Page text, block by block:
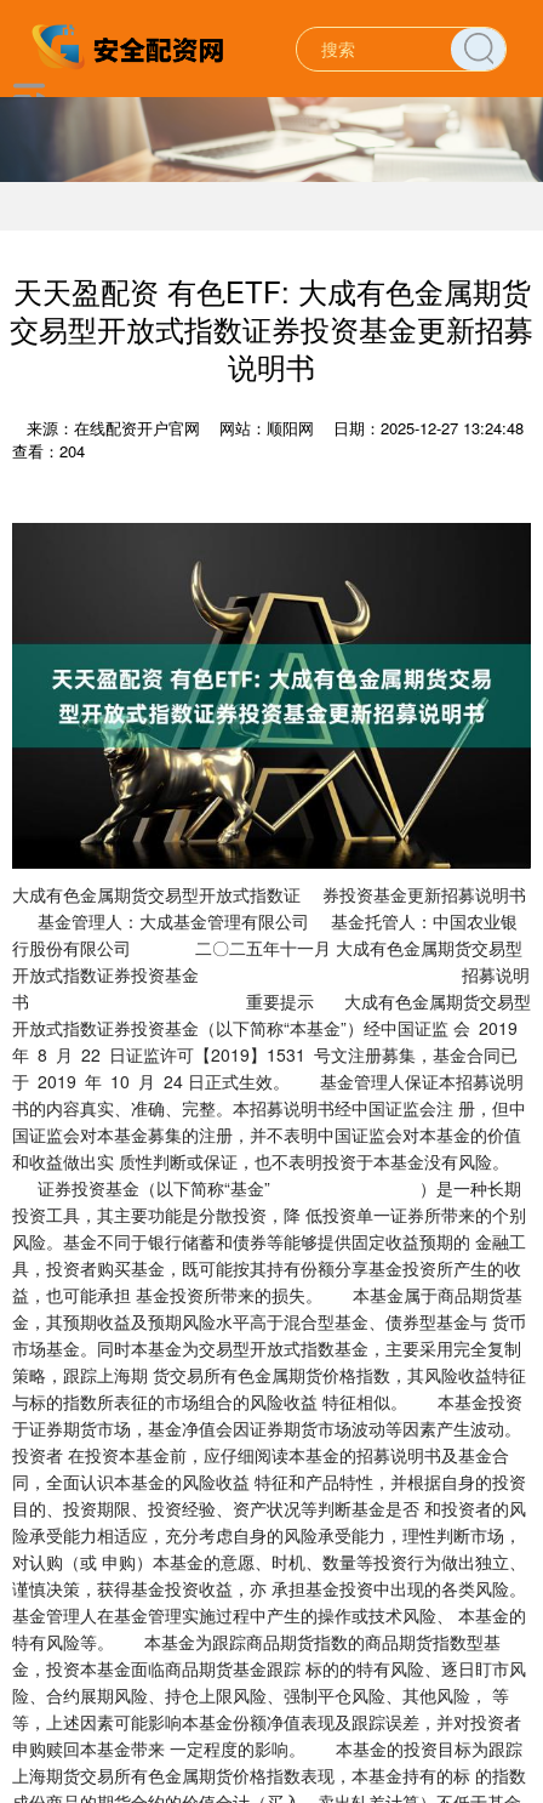
天天盈配资 有色ETF: 大成有色金属期货
交易型开放式指数证券投资基金更新招募
说明书
来源：在线配资开户官网 网站：顺阳网
日期：2025-12-27 13:24:48
查看：204
大成有色金属期货交易型开放式指数证 券投资基金更新招募说明书 基金管理人：大成基金管理有限公司 基金托管人：中国农业银行股份有限公司 二〇二五年十一月 大成有色金属期货交易型开放式指数证券投资基金 招募说明书 重要提示 大成有色金属期货交易型开放式指数证券投资基金（以下简称“本基金”）经中国证监 会 2019 年 8 月 22 日证监许可【2019】1531 号文注册募集，基金合同已于 2019 年 10 月 24 日正式生效。 基金管理人保证本招募说明书的内容真实、准确、完整。本招募说明书经中国证监会注 册，但中国证监会对本基金募集的注册，并不表明中国证监会对本基金的价值和收益做出实 质性判断或保证，也不表明投资于本基金没有风险。 证券投资基金（以下简称“基金” ）是一种长期投资工具，其主要功能是分散投资，降 低投资单一证券所带来的个别风险。基金不同于银行储蓄和债券等能够提供固定收益预期的 金融工具，投资者购买基金，既可能按其持有份额分享基金投资所产生的收益，也可能承担 基金投资所带来的损失。 本基金属于商品期货基金，其预期收益及预期风险水平高于混合型基金、债券型基金与 货币市场基金。同时本基金为交易型开放式指数基金，主要采用完全复制策略，跟踪上海期 货交易所有色金属期货价格指数，其风险收益特征与标的指数所表征的市场组合的风险收益 特征相似。 本基金投资于证券期货市场，基金净值会因证券期货市场波动等因素产生波动。投资者 在投资本基金前，应仔细阅读本基金的招募说明书及基金合同，全面认识本基金的风险收益 特征和产品特性，并根据自身的投资目的、投资期限、投资经验、资产状况等判断基金是否 和投资者的风险承受能力相适应，充分考虑自身的风险承受能力，理性判断市场，对认购（或 申购）本基金的意愿、时机、数量等投资行为做出独立、谨慎决策，获得基金投资收益，亦 承担基金投资中出现的各类风险。基金管理人在基金管理实施过程中产生的操作或技术风险、 本基金的特有风险等。 本基金为跟踪商品期货指数的商品期货指数型基金，投资本基金面临商品期货基金跟踪 标的的特有风险、逐日盯市风险、合约展期风险、持仓上限风险、强制平仓风险、其他风险， 等等，上述因素可能影响本基金份额净值表现及跟踪误差，并对投资者申购赎回本基金带来 一定程度的影响。 本基金的投资目标为跟踪上海期货交易所有色金属期货价格指数表现，本基金持有的标 的指数成份商品的期货合约的价值合计（买入、卖出轧差计算）不低于基金资产净值的 90%、 不高于基金资产净值的 110%，除支付商品期货合约保证金以外的基金财产投资于货币市场 大成有色金属期货交易型开放式指数证券投资基金 招募说明书 工具不少于 80%，投资者投资本基金不具备直接投资期货合约时的高杠杆效应。 基金管理人承诺依照恪尽职守、诚实信用、谨慎勤勉的原则管理和运用基金资产，但不 保证本基金一定盈利，也不保证最低收益。基金的过往业绩及其净值高低并不预示其未来业 绩表现，基金管理人管理的其他基金的业绩也不构成对本基金业绩表现的保证。投资有风险， 投资人认购（或申购）基金时，请仔细阅读本基金的招募说明书及基金合同。基金管理人提 醒投资者基金投资的“买者自负”原则，在做出投资决策后，基金运营状况与基金净值变化 引致的投资风险，由投资者自行负担。 在目前结算规则下，投资者当日申购的基金份额，清算交收完成后方可卖出和赎回。 基金代码 基金名称 变更前场内简称 变更后场内简称 大成有色金属期货交易型开放式指数 证券投资基金 本更新招募说明书中与托管业务相关的更新信息已经本基金托管人复核。除非另有说明， 本招募说明书其他所载内容截至日为 2025 年 10 月 24 日（其中人员变动信息以公告日为准）， 有关财务数据和基金净值表现截止日为 2025 年 6 月 30 日，本报告中所列财务数据未经审计。 大成有色金属期货交易型开放式指数证券投资基金 招募说明书 大成有色金属期货交易型开放式指数证券投资基金 招募说明书 一、绪言 本招募说明书依据《中华人民共和国证券投资基金法》 （以下简称《基金法》）、 《公开募 集证券投资基金运作管理办法》 （以下简称《运作办法》） 、《公开募集证券投资基金销售机构 监督管理办法》（以下简称《销售办法》）、《公开募集证券投资基金信息披露管理办法》 （以 下简称《信息披露办法》 ）、《公开募集开放式证券投资基金流动性风险管理规定》 （以下简称 ）、《公开募集证券投资基金运作指引第 1 号——商品期货交易型 “《流动性风险管理规定》” 开放式基金指引》（以下简称“《商品期货基金指引》”）、其他有关规定及《大成有色金属期 货交易型开放式指数证券投资基金基金合同》（以下或简称基金合同）编写。 基金管理人承诺本招募说明书不存在任何虚假记载、误导性陈述或者重大遗漏，并对其 真实性、准确性、完整性承担法律责任。本基金是根据本招募说明书所载明的资料申请募集 的。本基金管理人没有委托或授权任何其他人提供未在本招募说明书中载明的信息，或对本 招募说明书作任何解释或者说明。 本招募说明书根据《大成有色金属期货交易型开放式指数证券投资基金基金合同》编写， 并经中国证监会注册。基金合同是约定基金当事人之间权利、义务的法律文件。投资者取得 依基金合同所发行的基金份额，即成为基金份额持有人和本基金基金合同的当事人，其持有 基金份额的行为本身即表明其对基金合同的承认和接受，并按照《基金法》、《运作办法》、 《信息披露办法》、《销售办法》、基金合同及其他有关规定享有权利、承担义务；基金投资 者欲了解基金份额持有人的权利和义务，应详细查阅《大成有色金属期货交易型开放式指数 证券投资基金基金合同》。 大成有色金属期货交易型开放式指数证券投资基金 招募说明书 二、释义 在本招募说明书中，除非文意另有所指，下列词语或简称具有如下含义： 基金合同的任何有效修订和补充 开放式指数证券投资基金托管协议》及对该托管协议的任何有效修订和补充 及其定期的更新 品资料概要》及其更新 额发售公告》 交易公告书》 行政规章以及其他对基金合同当事人有约束力的决定、决议、通知等 议通过，经 2012 年 12 月 28 日第十一届全国人民代表大会常务委员会第三十次会议修订， 自 2013 年 6 月 1 日起实施，并经 2015 年 4 月 24 日第十二届全国人民代表大会常务委员会 第十四次会议《全国人民代表大会常务委员会关于修改等七部法 律的决定》修正的《中华人民共和国证券投资基金法》及颁布机关对其不时做出的修订 ：指中国证监会 2020 年 8 月 28 日颁布、同年 10 月 1 日实施的《公开 募集证券投资基金销售机构监督管理办法》及颁布机关对其不时做出的修订 《信息披露办法》 经 2020 年 3 月 20 日中国证监会《关于修改部分证券期货规章的决定》修正的《公开募集证 券投资基金信息披露管理办法》及颁布机关对其不时做出的修订 大成有色金属期货交易型开放式指数证券投资基金 招募说明书 ：指中国证监会 2014 年 7 月 7 日颁布、同年 8 月 8 日实施的《公开募 集证券投资基金运作管理办法》及颁布机关对其不时做出的修订 施的《公开募集开放式证券投资基金流动性风险管理规定》及颁布机关对其不时做出的修订 证券投资基金运作指引第 1 号——商品期货交易型开放式基金指引》及颁布机关对其不时做 出的修订 体，包括基金管理人、基金托管人和基金份额持有人 存续或经有关政府部门批准设立并存续的企业法人、事业法人、社会团体或其他组织 关法律法规规定可以投资于在中国境内依法募集的证券投资基金的中国境外的机构投资者 点办法》及相关法律法规规定，运用来自境外的人民币资金进行境内证券投资的境外法人 境外机构投资者以及法律法规或中国证监会允许购买证券投资基金的其他投资人的合称 型开放式基金” 简称“目标 ETF”），紧密跟踪标的指数表现，追求跟踪偏离度和跟踪误差最小化，采用开 放式运作方式的基金，简称联接基金 份额的申购、赎回等业务 他条件，取得基金销售业务资格并与基金管理人签订了基金销售服务协议，办理基金销售业 大成有色金属期货交易型开放式指数证券投资基金 招募说明书 务的机构，包括发售代理机构及申购赎回代理券商 指定的代理本基金发售业务的机构 又称为代办证券公司 放式基金登记结算业务实施细则》以及相关业务规则定义的基金份额的登记、存管和结算及 相关业务 任公司或基金管理人指定的其他机构 证券交易所人民币普通股票账户（即 A 股账户）或深圳证券交易所证券投资基金账户 申购、赎回等业务而引起的基金份额变动及结余情况的账户 人向中国证监会办理基金备案手续完毕，并获得中国证监会书面确认的日期 清算结果报中国证监会备案并予以公告的日期 个月 《业务规则》：指深圳证券交易所发布实施的《深圳证券交易所证券投资基金交易和 申购赎回实施细则》、中国证券登记结算有限责任公司发布实施的《中国证券登记结算有限 责任公司关于深圳证券交易所交易型开放式基金登记结算业务实施细则》及深圳证券交易所、 中国证券登记结算有限责任公司发布的其他相关规则和规定 大成有色金属期货交易型开放式指数证券投资基金 招募说明书 份额的行为 清单规定的申购对价申请购买基金份额的行为 求将基金份额兑换为申购赎回清单所规定的赎回对价的行为 替代、现金差额及其他对价 交付给基金份额持有人的现金替代、现金差额及其他对价 基金管理人根据需要更换的其他指数 代组合期货合约中全部或部分期货合约的一定数量的现金 赎回单位中的组合期货合约价值和现金替代之差；投资人申购、赎回时应支付或应获得的现 金差额根据最小申购、赎回单位对应的现金差额、申购或赎回的基金份额数计算 回的基金份额应为最小申购、赎回单位的整数倍 购赎回清单和组合期货合约内各只期货合约的实时成交数据等，计算并通过深圳证券交易所 发布的基金份额参考净值，简称 IOPV 额的估计值，预估现金部分由申购赎回代理券商（代办证券公司）预先冻结 行变更登记的行为 大成有色金属期货交易型开放式指数证券投资基金 招募说明书 用后的余额 申购款及其他资产的价值总和 额净值的过程 管理人网站、基金托管人网站、中国证监会基金电子披露网站）等媒介 予以变现的资产，包括但不限于到期日在 10 个交易日以上的逆回购与银行定期存款（含协 议约定有条件提前支取的银行存款）等 中央银行票据、同业存单；剩余期限在 397 天以内（含 397 天）且信用等级在 AA+以上 （含）的债券、非金融企业债务融资工具；中国证监会、中国人民银行认可的其他具有良好 流动性的货币市场工具 大成有色金属期货交易型开放式指数证券投资基金 招募说明书 三、基金管理人 （一） 基金管理人概况 名称：大成基金管理有限公司 住所：广东省深圳市南山区海德三道 1236 号大成基金总部大厦 5 层、27-33 层 办公地址：广东省深圳市南山区海德三道 1236 号大成基金总部大厦 27 层 设立日期：1999 年 4 月 12 日 注册资本：贰亿元人民币 股权结构：公司股东为中泰信托有限责任公司（持股比例 50%）、中国银河投资管理有 限公司（持股比例 25%）、光大证券股份有限公司（持股比例 25%）三家公司。 法定代表人：吴庆斌 电话：0755-83183388 传真：0755-83199588 联系人：肖剑 （二） 主要人员情况 吴庆斌先生，董事长，清华大学法学及工学双学士。先后任职于西南证券飞虎网、北京 国际信托有限责任公司、广联（南宁）投资股份有限公司等机构。2012 年 7 月至今，任广 联（南宁）投资股份有限公司董事长；2012 年任职于中泰信托有限责任公司，2013 年 6 月 至今，任中泰信托有限责任公司董事长。2019 年 11 月 3 日起任大成基金管理有限公司董事 长。 林昌先生，副董事长，北京大学经济学硕士。1993 年进入中国光大银行从事证券业务。 担任光大证券南方总部研究部总经理、光大证券南方总部副总经理、光大证券投资银行总部 总经理、光大证券助理总裁等职务。2005 年 3 月至 2020 年 11 月担任光大保德信基金管理 有限公司董事长。2020 年 12 月至 2022 年 8 月，担任光大证券股份有限公司深化改革高级 顾问、资深董事总经理，2022 年 8 月至今担任光大证券股份有限公司董事会办公室（监事 会办公室）资深董事总经理。2020 年 12 月 28 日起任大成基金管理有限公司副董事长。 谭晓冈先生，董事、总经理，哈佛大学公共管理硕士。曾在财政部、世界银行、全国社 保基金理事会任职。2016 年 7 月加入大成基金管理有限公司，2016 年 12 月至 2019 年 8 月 大成有色金属期货交易型开放式指数证券投资基金 招募说明书 任大成国际资产管理有限公司总经理,2017 年 2 月至 2019 年 6 月任大成基金管理有限公司副 总经理，2019 年 7 月起任大成基金管理有限公司总经理，2019 年 8 月起任大成国际资产管 理有限公司董事长，2022 年 4 月起兼任公司首席信息官。 杨红女士，董事，同济大学管理学博士。先后任职于北京总参工程兵部、招商银行上海 分行、浦发银行上海分行、上投摩根基金管理有限公司等机构，2021 年 8 月加入中泰信托 有限责任公司，现任中泰信托有限责任公司副总裁。2022 年 11 月起任大成基金管理有限公 司董事。 宋立志先生，董事，中国社会科学院法学硕士。具有法律职业资格。历任中国建投资产 管理处置部/委托代理业务部/资产管理分公司总经理助理、副总经理、总经理。现任中国银 河金融控股有限责任公司首席风险官。2022 年 11 月起任大成基金管理有限公司董事。 杨飞先生，独立董事，香港中文大学工商管理硕士。曾在北京市李晓斌律师事务所、北 京市京都（深圳）律师事务所、深圳市宝安区人民检察院、广东君言律师事务所、广东晟典 律师事务所工作。2019 年 12 月至 2021 年 8 月任广东省华范律师事务所合伙人，2021 年 9 月至 2023 年 9 月任广东晟典律师事务所合伙人，2023 年 9 月至今任北京市盈科（深圳）律 师事务所实务法律研究委员会副主任。 王亚坤先生，独立董事，美国纽约城市大学巴鲁商学院商学博士（会计学）。2015 年 7 月至 2016 年 7 月任西南财经大学会计学副教授，2016 年 7 月至 2017 年 9 月任上海纽约大 学会计学访问助理教授，2017 年 9 月至今任香港中文大学（深圳）会计学副教授、博士生 导师。 谢丹夏先生，独立董事，芝加哥大学经济学博士，哈佛大学公共政策硕士，杜克大学计 算机硕士。曾任职于全球著名智库彼得森国际经济研究所。现任清华大学社会科学学院经济 所博士生导师，长聘副教授；北京市优秀博士论文指导教师，清华大学优秀博士论文指导教 师，清华经济学学堂班指导教师。 江涛女士，独立董事，复旦大学经济学学士。1989 年至 1992 年任职于深圳赛格集团市 场部、1992 年至 1996 年任深圳石化集团海外企业管理部副总经理（主持工作）；1996 年至 京代表处，任副主任；2004 年至 2007 年任职于中投证券董事会办公室，任副主任（主持工 作）；2007 年至 2015 年 7 月，任职于中银国际证券，任公司执委会委员、董事会秘书兼董 办主任，2022 年 11 月起任大成基金管理有限公司独立董事。 大成有色金属期货交易型开放式指数证券投资基金 招募说明书 陈勇先生，监事会主席，黑龙江大学电子学与信息系统专业学士。1992 年 7 月至 1993 年 5 月任中国人民银行哈尔滨分行科技处技术员；1993 年 5 月至 1994 年 10 月任哈尔滨证 券公司友谊路证券营业部电脑部助理工程师；1994 年 10 月至 1997 年 6 月任哈尔滨证券公 司和平路证券营业部副总经理；1997 年 6 月至 1999 年 1 月任联合证券公司哈尔滨和平路证 券营业部总经理；1999 年 1 月至 2000 年 6 月任联合证券公司投资银行总部高级业务经理； 年 8 月任中国银河证券有限责任公司总裁办秘书处副处长（主持工作）、处长；2004 年 8 月 至 2006 年 12 月任中国银河证券有限责任公司总裁办副主任；2007 年 1 月至 2007 年 9 月任 中国银河证券股份有限公司总裁办副主任；2007 年 9 月至 2010 年 5 月任中国银河金融控股 有限责任公司战略发展部执行总经理；2010 年 5 月至 2021 年 8 月 16 日任银河基金管理有 限公司党委委员、副总经理。2021 年 9 月 3 日任大成基金监事会主席。 邓金煌先生，职工监事，上海财经大学管理学硕士。2001 年 9 月至 2003 年 9 月任职于 株洲电力局；2003 年 9 月至 2006 年 1 月攻读硕士学位；2006 年 4 月至 2010 年 5 月任华为 三康技术有限公司人力资源专员；2010 年 5 月至 2011 年 9 月任招商证券人力资源部高级经 理；2011 年 9 月至 2016 年 8 月任融通基金管理有限公司综合管理部总监助理；2016 年 8 月加入大成基金管理有限公司，任人力资源部副总监；现任大成基金管理有限公司人力资源 部总监。 陈焓女士，职工监事，吉林大学法学硕士。2005 年 8 月至 2008 年 3 月任金杜律师事务 所深圳分所公司证券部律师；2008 年 3 月加入大成基金管理有限公司，历任监察稽核部律 师、总监助理、副总监，现任大成基金管理有限公司监察稽核部执行总监。 吴庆斌先生，董事长。简历同上。 谭晓冈先生，总经理。简历同上。 肖剑先生，副总经理，哈佛大学公共管理硕士。2014 年 11 月加入大成基金管理有限公 司，2015 年 1 月起任公司副总经理，2019 年 8 月起任大成国际资产管理有限公司总经理。 姚余栋先生，副总经理，英国剑桥大学经济学博士。曾任职于原国家经贸委企业司、美 国花旗银行伦敦分行。曾任世界银行咨询顾问，国际货币基金组织国际资本市场部和非洲部 经济学家，原黑龙江省招商局副局长，黑龙江省商务厅副厅长，中国人民银行货币政策二司 副巡视员，中国人民银行货币政策司副司长，中国人民银行金融研究所所长。2016 年 9 月 加入大成基金管理有限公司，任首席经济学家，2017 年 2 月起任公司副总经理。 大成有色金属期货交易型开放式指数证券投资基金 招募说明书 赵冰女士，副总经理，清华大学工商管理硕士。曾供职于中国证券业协会资格管理部、 专业联络部、基金公司会员部，曾任中国证券业协会分析师委员会委员、基金销售专业委员 会委员。曾参与基金业协会筹备组的筹备工作。曾先后任中国证券投资基金业协会投教与媒 体公关部负责人、理财及服务机构部负责人。2017 年 7 月加入大成基金管理有限公司，2017 年 8 月至 2022 年 5 月任公司督察长。2022 年 6 月起任公司副总经理。 段皓静女士，督察长，西南财经大学会计学硕士。1996 年加入深圳发展银行工作；2000 年加入中国证券监督管理委员会深圳监管局，历任副主任科员、主任科员、副处级调研员、 副处长、处长；2019 年加入信达澳亚基金管理有限公司，任督察长；2020 年 7 月加入红塔 红土基金管理有限公司，任督察长。2022 年 6 月起任大成基金管理有限公司督察长。 石国武先生，副总经理，北京大学工学硕士。曾就职于博时基金管理有限公司，历任系 统分析员、股票投资部投资经理助理、特定资产部投资经理。2012 年 11 月加入大成基金管 理有限公司，历任股票投资部基金经理、股票投资部价值组投资总监，大类资产配置部总监、 社保及养老投资管理部总监、研究部总监、权益专户投资部总监、总经理助理。2023 年 3 月起，任公司副总经理。 李绍：东北财经大学经济学硕士。证券、期货从业年限 25 年。曾先后任职于大连商品 交易所、中国金融期货交易所和中国期货市场监控中心，曾负责中国证监会期货市场运行监 测监控系统建设，获证券期货科技进步评比一等奖；主持编制发布中国商品期货指数、农产 品期货指数等系列指数。2015 年 5 月加入大成基金管理有限公司，曾任指数与期货投资部 总监，现任指数与期货投资部首席指数投资官。2019 年 10 月 24 日起任大成有色金属期货 交易型开放式指数证券投资基金基金经理。2019 年 10 月 30 日起任大成有色金属期货交易 型开放式指数证券投资基金联接基金基金经理。2021 年 10 月 21 日至 2024 年 12 月 12 日任 大成绝对收益策略混合型发起式证券投资基金基金经理。2022 年 3 月 18 日至 2023 年 6 月 利指数证券投资基金、大成中证全指医疗保健设备与服务交易型开放式指数证券投资基金基 金经理。2023 年 3 月 20 日至 2025 年 3 月 10 日任大成中证上海环交所碳中和交易型开放式 指数证券投资基金基金经理。2023 年 4 月 14 日至 2024 年 12 月 9 日任大成沪深 300 指数证 券投资基金基金经理。2024 年 3 月 6 日起任大成中证 A50 交易型开放式指数证券投资基金 基金经理。2024 年 4 月 8 日起任大成中证红利低波动 100 交易型开放式指数证券投资基金 基金经理。具有基金从业资格。国籍：中国 大成有色金属期货交易型开放式指数证券投资基金 招募说明书 刘淼：北京大学工商管理硕士。证券